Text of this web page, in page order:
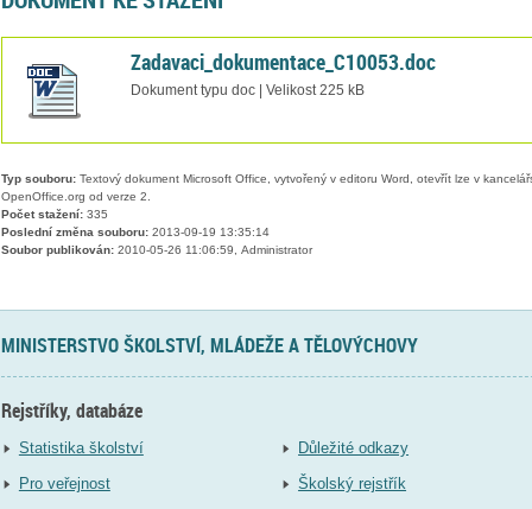
Zadavaci_dokumentace_C10053.doc
Dokument typu doc | Velikost 225 kB
Typ souboru:Textový dokument Microsoft Office, vytvořený v editoru Word, otevřít lze v
OpenOffice.org od verze 2.
Počet stažení:335
Poslední změna souboru:2013-09-19 13:35:14
Soubor publikován:2010-05-26 11:06:59, Administrator
MINISTERSTVO ŠKOLSTVÍ, MLÁDEŽE A TĚLOVÝCHOVY
Rejstříky, databáze
Statistika školství
Pro veřejnost
Důležité odkazy
Školský rejstřík